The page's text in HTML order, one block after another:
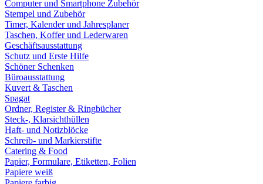
Computer und Smartphone Zubehör
Stempel und Zubehör
Timer, Kalender und Jahresplaner
Taschen, Koffer und Lederwaren
Geschäftsausstattung
Schutz und Erste Hilfe
Schöner Schenken
Büroausstattung
Kuvert & Taschen
Spagat
Ordner, Register & Ringbücher
Steck-, Klarsichthüllen
Haft- und Notizblöcke
Schreib- und Markierstifte
Catering & Food
Papier, Formulare, Etiketten, Folien
Papiere weiß